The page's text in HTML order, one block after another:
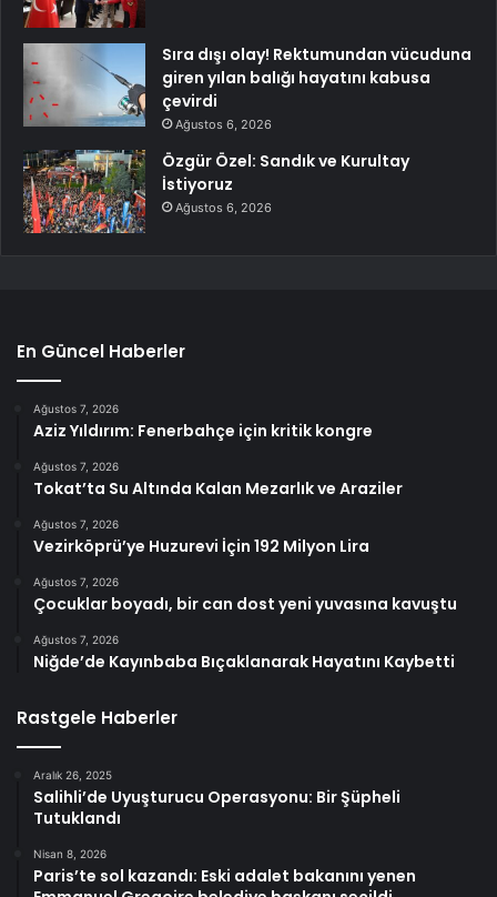
Sıra dışı olay! Rektumundan vücuduna
giren yılan balığı hayatını kabusa
çevirdi
Ağustos 6, 2026
Özgür Özel: Sandık ve Kurultay
İstiyoruz
Ağustos 6, 2026
En Güncel Haberler
Ağustos 7, 2026
Aziz Yıldırım: Fenerbahçe için kritik kongre
Ağustos 7, 2026
Tokat’ta Su Altında Kalan Mezarlık ve Araziler
Ağustos 7, 2026
Vezirköprü’ye Huzurevi İçin 192 Milyon Lira
Ağustos 7, 2026
Çocuklar boyadı, bir can dost yeni yuvasına kavuştu
Ağustos 7, 2026
Niğde’de Kayınbaba Bıçaklanarak Hayatını Kaybetti
Rastgele Haberler
Aralık 26, 2025
Salihli’de Uyuşturucu Operasyonu: Bir Şüpheli
Tutuklandı
Nisan 8, 2026
Paris’te sol kazandı: Eski adalet bakanını yenen